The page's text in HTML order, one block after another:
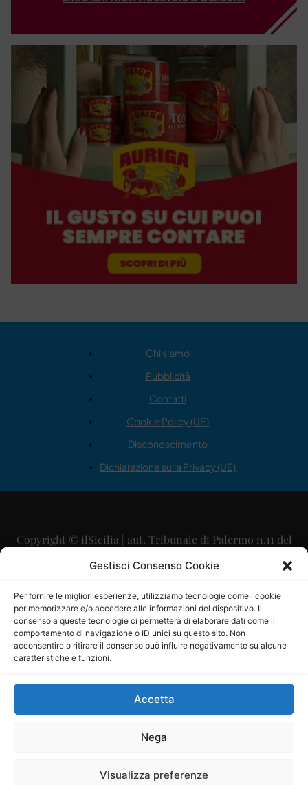
Gestisci Consenso Cookie
Per fornire le migliori esperienze, utilizziamo tecnologie come i cookie
per memorizzare e/o accedere alle informazioni del dispositivo. Il
consenso a queste tecnologie ci permetterà di elaborare dati come il
comportamento di navigazione o ID unici su questo sito. Non
acconsentire o ritirare il consenso può influire negativamente su alcune
caratteristiche e funzioni.
Accetta
Nega
Visualizza preferenze
Chi siamo
Pubblicità
Contatti
Cookie Policy (UE)
Disconoscimento
Dichiarazione sulla Privacy (UE)
Copyright © ilSicilia | aut. Tribunale di Palermo n.11 del
29/09/2015
Direttore Editoriale: Maurizio Scaglione
Direttore Responsabile: Maria Calabrese
P.IVA: 06334930820
Mercurio Comunicazione Società Cooperativa a r.l. è
iscritta al Registro degli Operatori di Comunicazione al
Sito gestito daLa Digitale srl–info@ladigitale.it